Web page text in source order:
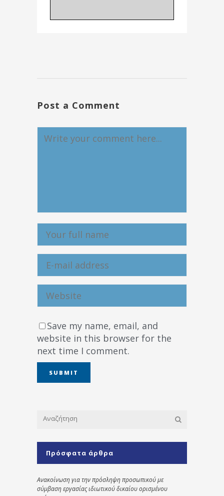
Post a Comment
Save my name, email, and
website in this browser for the
next time I comment.
Πρόσφατα άρθρα
Ανακοίνωση για την πρόσληψη προσωπικού με
σύμβαση εργασίας ιδιωτικού δικαίου ορισμένου